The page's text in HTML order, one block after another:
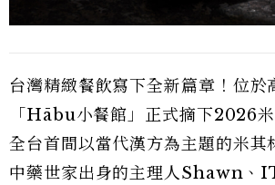
台灣精緻餐飲寫下全新篇章！位於
「Hābu小餐館」正式摘下2026
全台首間以當代漢方為主題的米其
中藥世家出身的主理人Shawn、